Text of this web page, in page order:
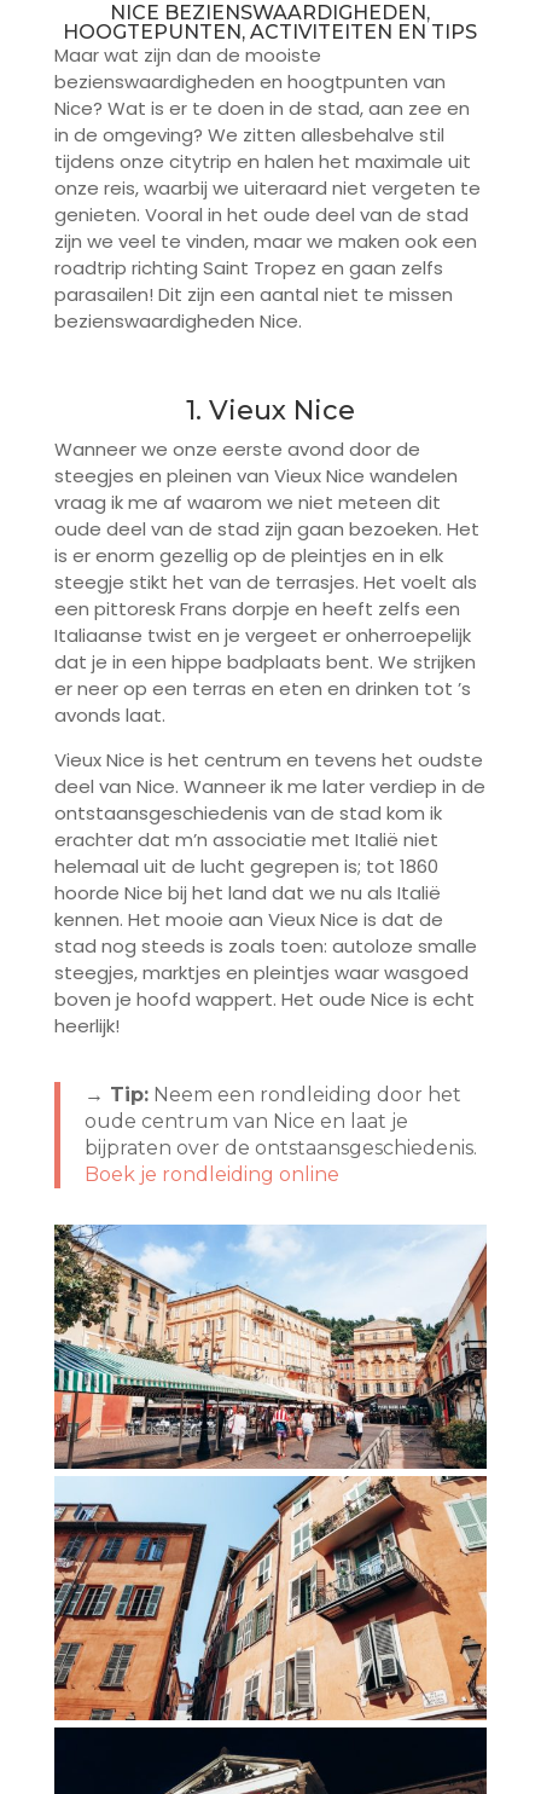
NICE BEZIENSWAARDIGHEDEN,
HOOGTEPUNTEN, ACTIVITEITEN EN TIPS
Maar wat zijn dan de mooiste
bezienswaardigheden en hoogtpunten van
Nice? Wat is er te doen in de stad, aan zee en
in de omgeving? We zitten allesbehalve stil
tijdens onze citytrip en halen het maximale uit
onze reis, waarbij we uiteraard niet vergeten te
genieten. Vooral in het oude deel van de stad
zijn we veel te vinden, maar we maken ook een
roadtrip richting Saint Tropez en gaan zelfs
parasailen! Dit zijn een aantal niet te missen
bezienswaardigheden Nice.
1. Vieux Nice
Wanneer we onze eerste avond door de
steegjes en pleinen van Vieux Nice wandelen
vraag ik me af waarom we niet meteen dit
oude deel van de stad zijn gaan bezoeken. Het
is er enorm gezellig op de pleintjes en in elk
steegje stikt het van de terrasjes. Het voelt als
een pittoresk Frans dorpje en heeft zelfs een
Italiaanse twist en je vergeet er onherroepelijk
dat je in een hippe badplaats bent. We strijken
er neer op een terras en eten en drinken tot ’s
avonds laat.
Vieux Nice is het centrum en tevens het oudste
deel van Nice. Wanneer ik me later verdiep in de
ontstaansgeschiedenis van de stad kom ik
erachter dat m’n associatie met Italië niet
helemaal uit de lucht gegrepen is; tot 1860
hoorde Nice bij het land dat we nu als Italië
kennen. Het mooie aan Vieux Nice is dat de
stad nog steeds is zoals toen: autoloze smalle
steegjes, marktjes en pleintjes waar wasgoed
boven je hoofd wappert. Het oude Nice is echt
heerlijk!
→ Tip:Neem een rondleiding door het
oude centrum van Nice en laat je
bijpraten over de ontstaansgeschiedenis.
Boek je rondleiding online